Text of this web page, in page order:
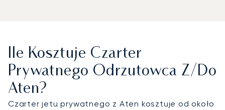
harmonogramem, by zapewnić szybkie i dyskretne
doświadczenie. Ta elastyczność umożliwia
transfer z samolotu prosto na oczekujący jacht w
marinie Flisvos lub rozpoczęcie dowolnej innej
przygody na Morzu Egejskim.
Ile Kosztuje Czarter
Prywatnego Odrzutowca Z/do
Aten?
Czarter jetu prywatnego z Aten kosztuje od około